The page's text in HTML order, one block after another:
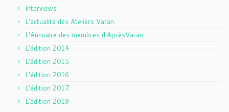
Interviews
L'actualité des Ateliers Varan
L'Annuaire des membres d'AprèsVaran
L'édition 2014
L'édition 2015
L'édition 2016
L'édition 2017
L'édition 2019